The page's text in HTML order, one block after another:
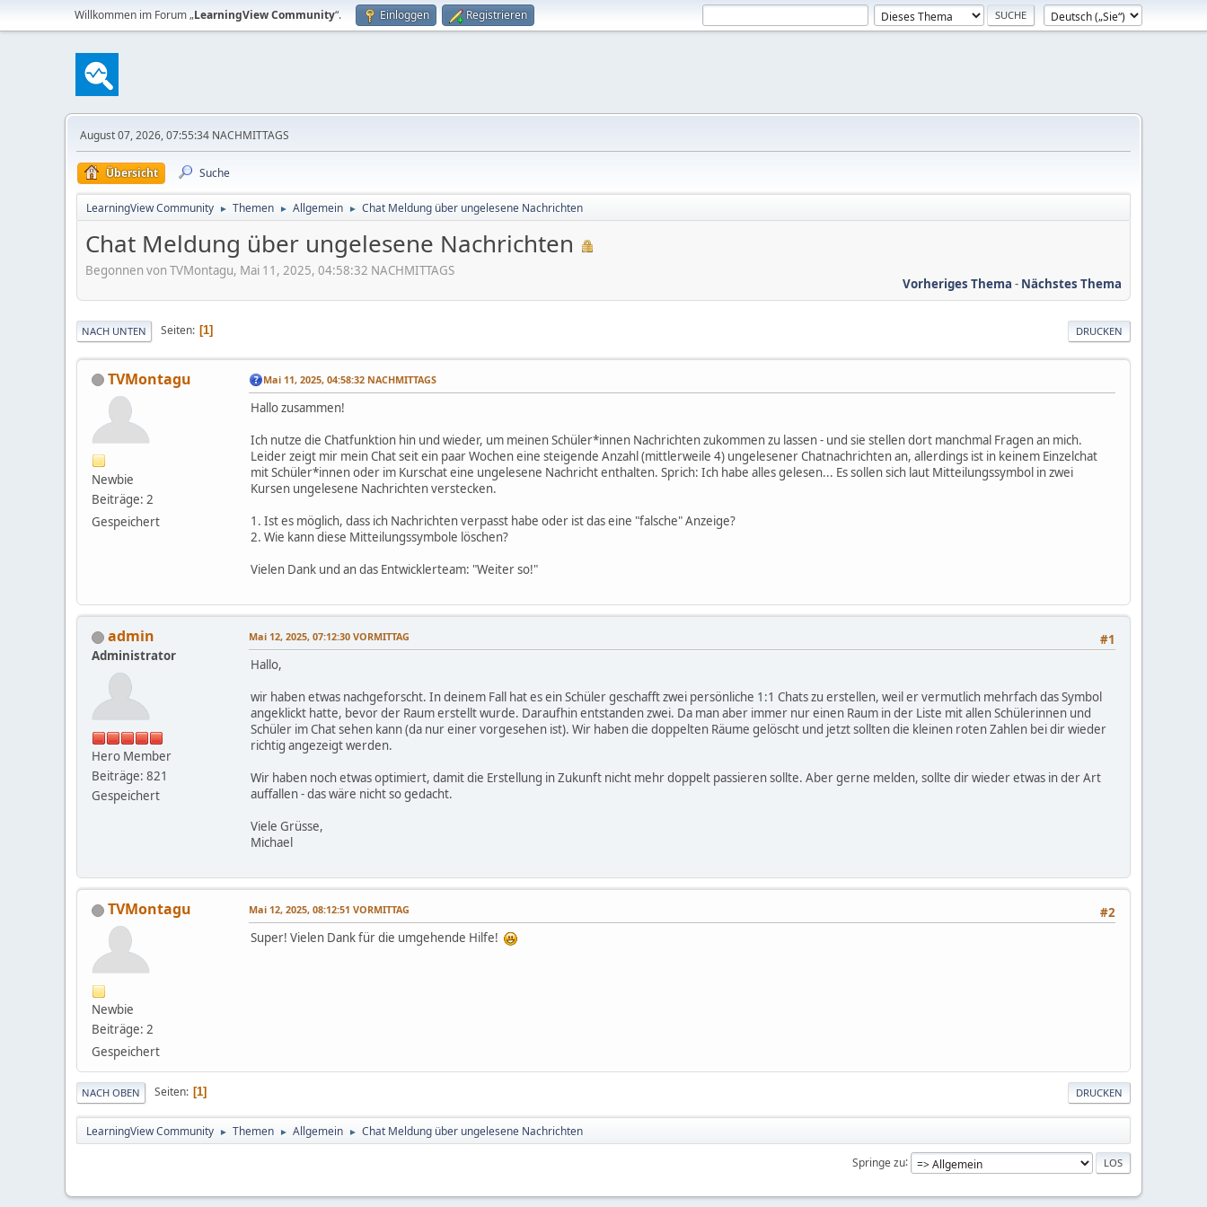
Willkommen im Forum „LearningView Community“. Einloggen Registrieren
August 07, 2026, 07:55:34 NACHMITTAGS
Übersicht Suche
LearningView Community ► Themen ► Allgemein ► Chat Meldung über ungelesene Nachrichten
Chat Meldung über ungelesene Nachrichten
Begonnen von TVMontagu, Mai 11, 2025, 04:58:32 NACHMITTAGS
Vorheriges Thema - Nächstes Thema
DRUCKEN
NACH UNTEN Seiten 1
TVMontagu
Newbie
Beiträge: 2
Gespeichert
Mai 11, 2025, 04:58:32 NACHMITTAGS
Hallo zusammen!
Ich nutze die Chatfunktion hin und wieder, um meinen Schüler*innen Nachrichten zukommen zu lassen - und sie stellen dort manchmal Fragen an mich.
Leider zeigt mir mein Chat seit ein paar Wochen eine steigende Anzahl (mittlerweile 4) ungelesener Chatnachrichten an, allerdings ist in keinem Einzelchat
mit Schüler*innen oder im Kurschat eine ungelesene Nachricht enthalten. Sprich: Ich habe alles gelesen... Es sollen sich laut Mitteilungssymbol in zwei
Kursen ungelesene Nachrichten verstecken.
1. Ist es möglich, dass ich Nachrichten verpasst habe oder ist das eine "falsche" Anzeige?
2. Wie kann diese Mitteilungssymbole löschen?
Vielen Dank und an das Entwicklerteam: "Weiter so!"
admin
Administrator
Hero Member
Beiträge: 821
Gespeichert
#1
Mai 12, 2025, 07:12:30 VORMITTAG
Hallo,
wir haben etwas nachgeforscht. In deinem Fall hat es ein Schüler geschafft zwei persönliche 1:1 Chats zu erstellen, weil er vermutlich mehrfach das Symbol
angeklickt hatte, bevor der Raum erstellt wurde. Daraufhin entstanden zwei. Da man aber immer nur einen Raum in der Liste mit allen Schülerinnen und
Schüler im Chat sehen kann (da nur einer vorgesehen ist). Wir haben die doppelten Räume gelöscht und jetzt sollten die kleinen roten Zahlen bei dir wieder
richtig angezeigt werden.
Wir haben noch etwas optimiert, damit die Erstellung in Zukunft nicht mehr doppelt passieren sollte. Aber gerne melden, sollte dir wieder etwas in der Art
auffallen - das wäre nicht so gedacht.
Viele Grüsse,
Michael
TVMontagu
Newbie
Beiträge: 2
Gespeichert
#2
Mai 12, 2025, 08:12:51 VORMITTAG
Super! Vielen Dank für die umgehende Hilfe!
DRUCKEN
NACH OBEN Seiten 1
LearningView Community ► Themen ► Allgemein ► Chat Meldung über ungelesene Nachrichten
Springe zu